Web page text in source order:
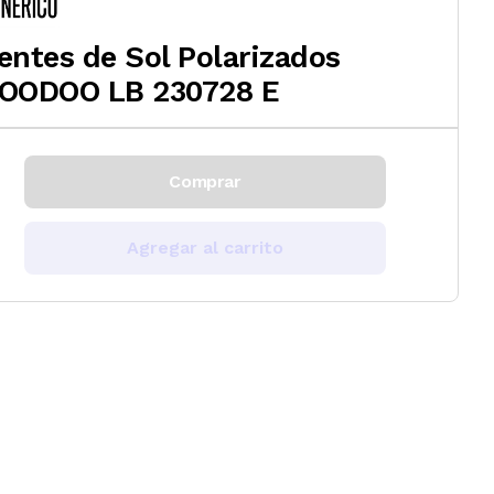
de Sol Polarizados
LB 230728 E
Comprar
Agregar al carrito